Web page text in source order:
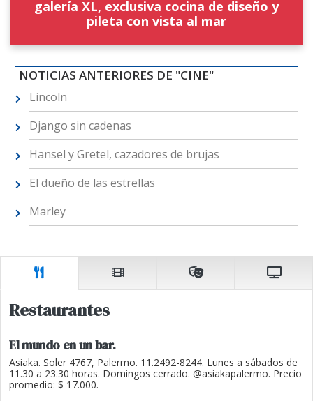
galería XL, exclusiva cocina de diseño y
pileta con vista al mar
NOTICIAS ANTERIORES DE "CINE"
Lincoln
Django sin cadenas
Hansel y Gretel, cazadores de brujas
El dueño de las estrellas
Marley
Restaurantes
El mundo en un bar.
Asiaka. Soler 4767, Palermo. 11.2492-8244. Lunes a sábados de
11.30 a 23.30 horas. Domingos cerrado. @asiakapalermo. Precio
promedio: $ 17.000.